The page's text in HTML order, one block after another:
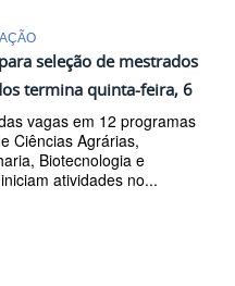
seleção de mestrados
termina quinta-feira, 6
vagas em 12 programas
Ciências Agrárias,
Biotecnologia e
atividades no...